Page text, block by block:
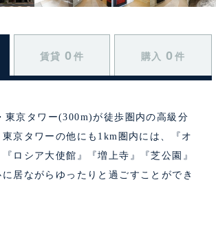
賃貸 0 件 購入 0 件
東京タワー(300m)が徒歩圏内の高級分
京タワーの他にも1km圏内には、『オ
ロシア大使館』『増上寺』『芝公園』
居ながらゆったりと過ごすことができ